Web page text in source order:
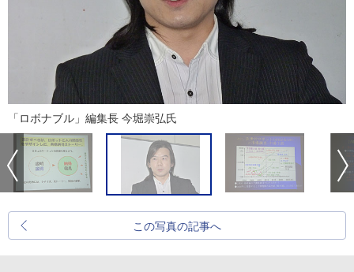
「ロボナブル」編集長 今堀崇弘氏
この写真の記事へ